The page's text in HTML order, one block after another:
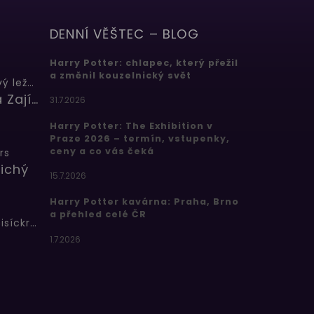
Butterbeer: Máslový ležák
Barbora Zajícová
Bertíkovy fazolky tisíckrát jinak
DENNÍ VĚŠTEC – BLOG
Harry Potter: chlapec, který přežil
a změnil kouzelnický svět
31.7.2026
Harry Potter: The Exhibition v
Praze 2026 – termín, vstupenky,
ceny a co vás čeká
15.7.2026
Harry Potter kavárna: Praha, Brno
a přehled celé ČR
1.7.2026